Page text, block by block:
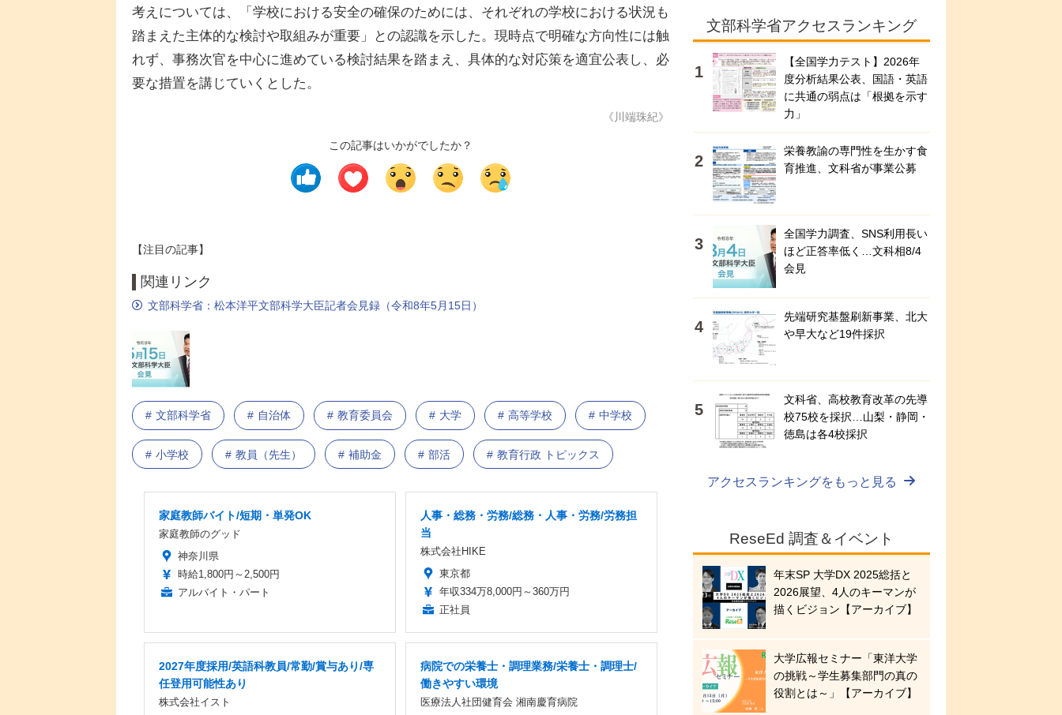
考えについては、「学校における安全の確保のためには、それぞれの学校における状況も
踏まえた主体的な検討や取組みが重要」との認識を示した。現時点で明確な方向性には触
れず、事務次官を中心に進めている検討結果を踏まえ、具体的な対応策を適宜公表し、必
要な措置を講じていくとした。
《川端珠紀》
この記事はいかがでしたか？
【注目の記事】
関連リンク
文部科学省：松本洋平文部科学大臣記者会見録（令和8年5月15日）
文部科学省 自治体 教育委員会 大学 高等学校 中学校
小学校 教員（先生） 補助金 部活 教育行政 トピックス
家庭教師バイト/短期・単発OK
家庭教師のグッド
神奈川県
時給1,800円～2,500円
アルバイト・パート
人事・総務・労務/総務・人事・労務/労務担
当
株式会社HIKE
東京都
年収334万8,000円～360万円
正社員
2027年度採用/英語科教員/常勤/賞与あり/専
任登用可能性あり
株式会社イスト
病院での栄養士・調理業務/栄養士・調理士/
働きやすい環境
医療法人社団健育会 湘南慶育病院
文部科学省アクセスランキング
【全国学力テスト】2026年
度分析結果公表、国語・英語
に共通の弱点は「根拠を示す
力」
栄養教諭の専門性を生かす食
育推進、文科省が事業公募
全国学力調査、SNS利用長い
ほど正答率低く…文科相8/4
会見
先端研究基盤刷新事業、北大
や早大など19件採択
文科省、高校教育改革の先導
校75校を採択…山梨・静岡・
徳島は各4校採択
アクセスランキングをもっと見る
ReseEd 調査＆イベント
年末SP 大学DX 2025総括と
2026展望、4人のキーマンが
描くビジョン【アーカイブ】
大学広報セミナー「東洋大学
の挑戦～学生募集部門の真の
役割とは～」【アーカイブ】